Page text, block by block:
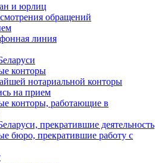
и юрлиц
обращений
линия
конторы
нотариальной конторы
на прием
конторы, работающие в
прекратившие деятельность
бюро, прекратившие работу с